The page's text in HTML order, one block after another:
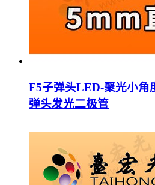
F5子弹头LED-聚光小角
弹头发光二极管